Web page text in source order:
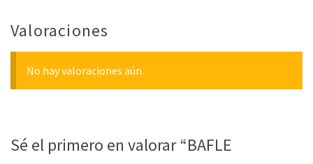
Valoraciones
No hay valoraciones aún.
Sé el primero en valorar “BAFLE